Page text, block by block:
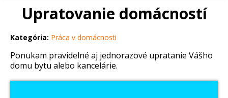
Upratovanie domácností
Kategória: Práca v domácnosti
Ponukam pravidelné aj jednorazové upratanie Vášho
domu bytu alebo kancelárie.